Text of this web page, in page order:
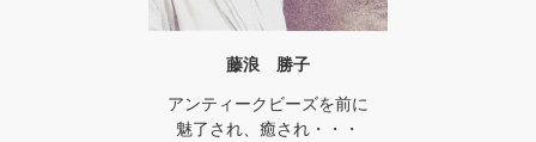
藤浪 勝子
アンティークビーズを前に
魅了され、癒され・・・